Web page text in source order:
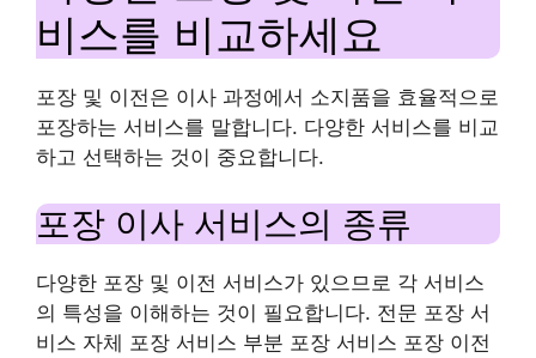
비스를 비교하세요
포장 및 이전은 이사 과정에서 소지품을 효율적으로
포장하는 서비스를 말합니다. 다양한 서비스를 비교
하고 선택하는 것이 중요합니다.
포장 이사 서비스의 종류
다양한 포장 및 이전 서비스가 있으므로 각 서비스
의 특성을 이해하는 것이 필요합니다. 전문 포장 서
비스 자체 포장 서비스 부분 포장 서비스 포장 이전